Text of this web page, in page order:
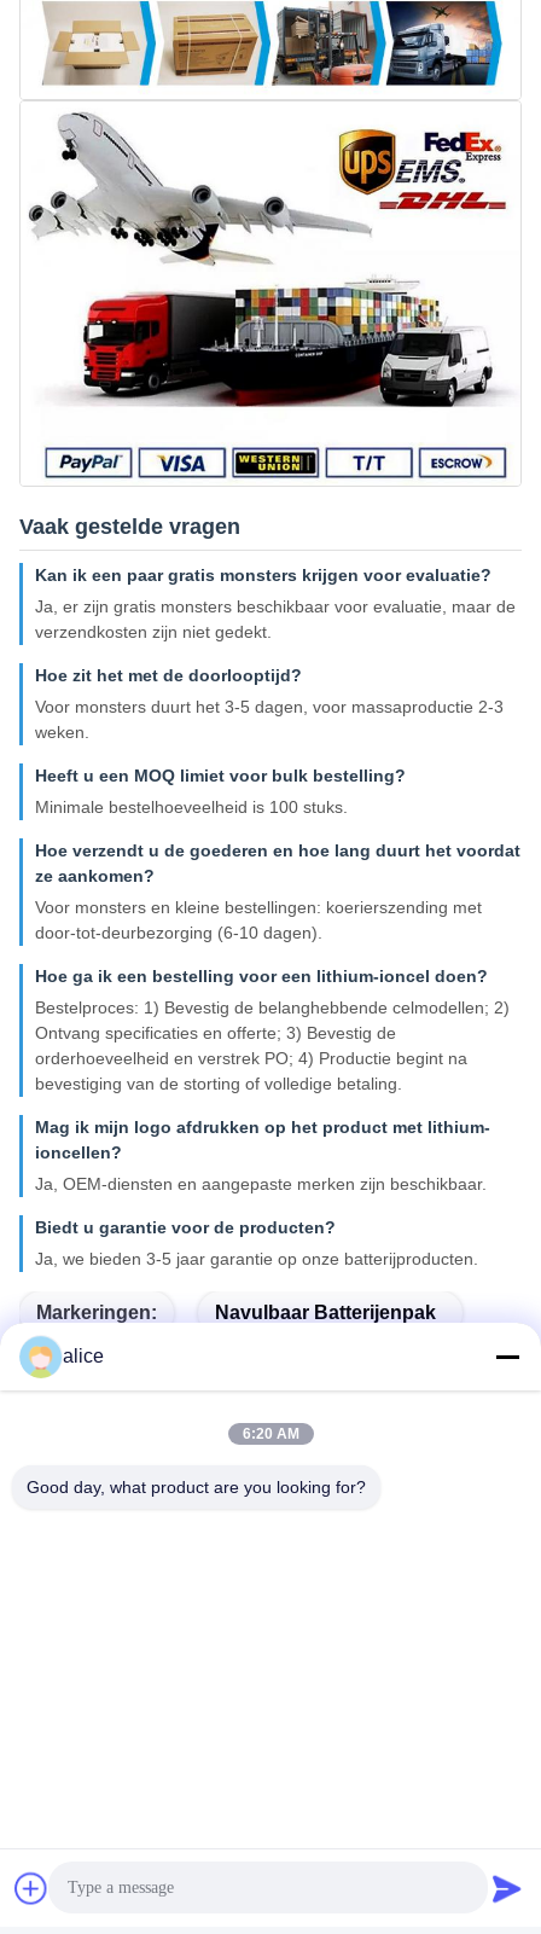
Vaak gestelde vragen
Kan ik een paar gratis monsters krijgen voor evaluatie?
Ja, er zijn gratis monsters beschikbaar voor evaluatie, maar de
verzendkosten zijn niet gedekt.
Hoe zit het met de doorlooptijd?
Voor monsters duurt het 3-5 dagen, voor massaproductie 2-3
weken.
Heeft u een MOQ limiet voor bulk bestelling?
Minimale bestelhoeveelheid is 100 stuks.
Hoe verzendt u de goederen en hoe lang duurt het voordat
ze aankomen?
Voor monsters en kleine bestellingen: koerierszending met
door-tot-deurbezorging (6-10 dagen).
Hoe ga ik een bestelling voor een lithium-ioncel doen?
Bestelproces: 1) Bevestig de belanghebbende celmodellen; 2)
Ontvang specificaties en offerte; 3) Bevestig de
orderhoeveelheid en verstrek PO; 4) Productie begint na
bevestiging van de storting of volledige betaling.
Mag ik mijn logo afdrukken op het product met lithium-
ioncellen?
Ja, OEM-diensten en aangepaste merken zijn beschikbaar.
Biedt u garantie voor de producten?
Ja, we bieden 3-5 jaar garantie op onze batterijproducten.
Markeringen: Navulbaar Batterijenpak
Zonne-LED-Lichtbatterij
alice
6:20 AM
Good day, what product are you looking for?